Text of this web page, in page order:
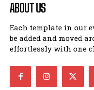
ABOUT US
Each template in our
be added and moved
effortlessly with one